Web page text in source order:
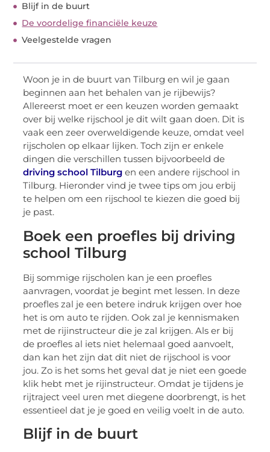
Blijf in de buurt
De voordelige financiële keuze
Veelgestelde vragen
Woon je in de buurt van Tilburg en wil je gaan
beginnen aan het behalen van je rijbewijs?
Allereerst moet er een keuzen worden gemaakt
over bij welke rijschool je dit wilt gaan doen. Dit is
vaak een zeer overweldigende keuze, omdat veel
rijscholen op elkaar lijken. Toch zijn er enkele
dingen die verschillen tussen bijvoorbeeld de
driving school Tilburg en een andere rijschool in
Tilburg. Hieronder vind je twee tips om jou erbij
te helpen om een rijschool te kiezen die goed bij
je past.
Boek een proefles bij driving
school Tilburg
Bij sommige rijscholen kan je een proefles
aanvragen, voordat je begint met lessen. In deze
proefles zal je een betere indruk krijgen over hoe
het is om auto te rijden. Ook zal je kennismaken
met de rijinstructeur die je zal krijgen. Als er bij
de proefles al iets niet helemaal goed aanvoelt,
dan kan het zijn dat dit niet de rijschool is voor
jou. Zo is het soms het geval dat je niet een goede
klik hebt met je rijinstructeur. Omdat je tijdens je
rijtraject veel uren met diegene doorbrengt, is het
essentieel dat je je goed en veilig voelt in de auto.
Blijf in de buurt